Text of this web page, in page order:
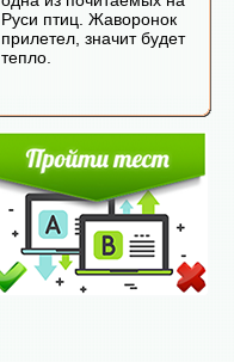
Руси птиц. Жаворонок
прилетел, значит будет
тепло.